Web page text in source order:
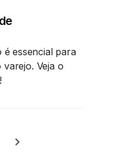
essencial para
Veja o